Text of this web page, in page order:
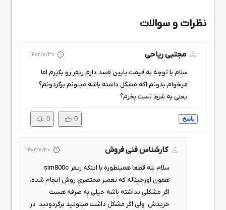
نظرات و سوالات
مجتبی ریاحی 1402/7/30
سلام با توجه به قیمت پایین قصد دارم ریفر رو بگیرم اما
میخوام بدونم اگه مشکل داشته باشه میتونم برگردونم؟
یعنی به شرط تست بخرم؟
پاسخ 0
0
کارشناس فنی فروش 1402/7/30
سلام بله قطعا همینطوره با اینکه ریفر sim800c
همون اورجیناله که تعمیر مختصری روش انجام شده،
اگر مشکلی نداشته باشه خیلی به صرفه هست
خریدش. ولی اگر مشکل داشت میتونید برگردونید. در